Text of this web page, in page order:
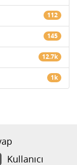
112
145
12.7k
1k
Kullanıcı